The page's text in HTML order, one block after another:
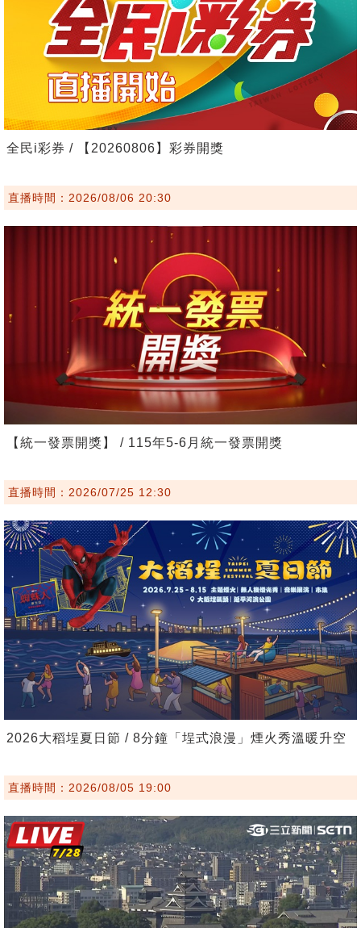
全民i彩券 / 【20260806】彩券開獎
直播時間：2026/08/06 20:30
【統一發票開獎】 / 115年5-6月統一發票開獎
直播時間：2026/07/25 12:30
2026大稻埕夏日節 / 8分鐘「埕式浪漫」煙火秀溫暖升空
直播時間：2026/08/05 19:00